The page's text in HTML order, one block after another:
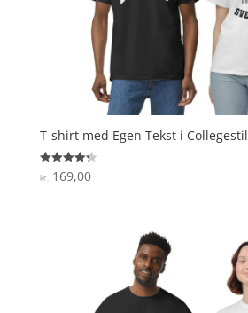
T-shirt med Egen Tekst i Collegestil
Vurderet
4.3
kr.169,00